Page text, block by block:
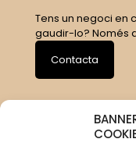
Tens un negoci en
gaudir-lo? Només
Contacta